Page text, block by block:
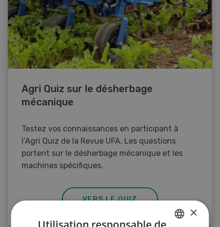
Agri Quiz sur le désherbage
mécanique
Testez vos connaissances en participant à
l’Agri Quiz de la Revue UFA. Les questions
portent sur le désherbage mécanique et les
machines spécifiques.
VERS LE QUIZ
×